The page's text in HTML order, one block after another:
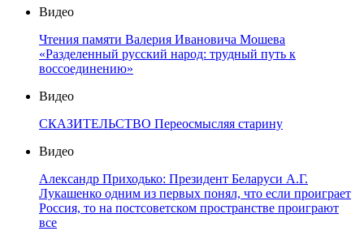
Видео
Чтения памяти Валерия Ивановича Мошева
«Разделенный русский народ: трудный путь к
воссоединению»
Видео
СКАЗИТЕЛЬСТВО Переосмысляя старину
Видео
Александр Приходько: Президент Беларуси А.Г.
Лукашенко одним из первых понял, что если проиграет
Россия, то на постсоветском пространстве проиграют
все